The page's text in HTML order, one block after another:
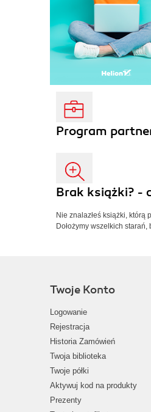
Program
Brak książki? -
Nie znalazłeś książki,
Dołożymy wszelkich
Twoje Konto
Logowanie
Rejestracja
Historia Zamówień
Twoja biblioteka
Twoje półki
Aktywuj kod na produkty
Prezenty